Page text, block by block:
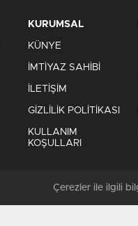
KURUMSAL
KÜNYE
İMTİYAZ SAHİBİ
İLETİŞİM
GİZLİLİK POLİTİKASI
KULLANIM
KOŞULLARI
Çerezler ile ilgili